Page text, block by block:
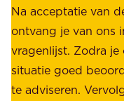
i
j
b
i
e
n
v
o
o
r
Na acceptatie van
ontvang je van ons
vragenlijst. Zodra
situatie goed
te adviseren.